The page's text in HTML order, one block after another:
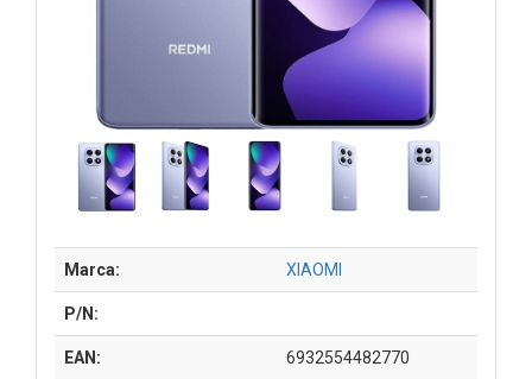
Marca: XIAOMI
P/N:
EAN: 6932554482770